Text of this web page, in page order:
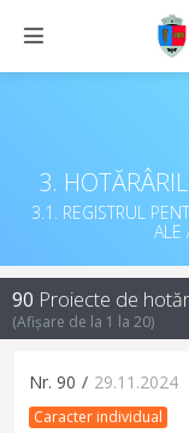
3.
3.1. REGISTRUL
ALE
90 Proiecte de
(Afișare de la 1 la 20)
Nr. 90 / 29.11.2024
Caracter individual